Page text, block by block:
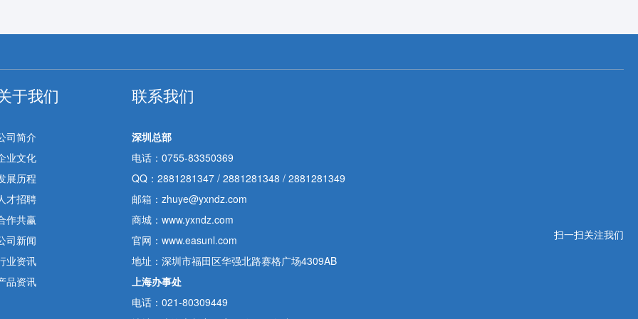
于我们
司简介
业文化
展历程
才招聘
作共赢
司新闻
业资讯
品资讯
联系我们
深圳总部
电话：0755-83350369
QQ： 2881281347/ 2881281348 / 2881281349
邮箱：zhuye@yxndz.com
商城：www.yxndz.com
官网：www.easunl.com
地址：深圳市福田区华强北路赛格广场4309AB
上海办事处
电话：021-80309449
扫一扫关注我们